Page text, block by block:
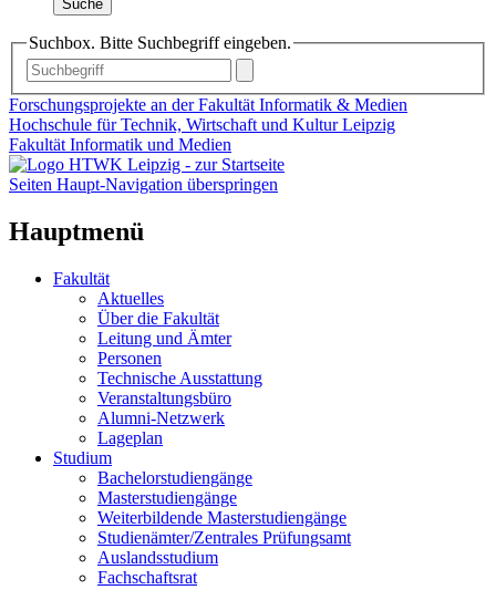
Suche
Suchbox. Bitte Suchbegriff eingeben.
Forschungsprojekte an der Fakultät Informatik & Medien
Hochschule für Technik, Wirtschaft und Kultur Leipzig
Fakultät Informatik und Medien
Seiten Haupt-Navigation überspringen
Hauptmenü
Fakultät
Aktuelles
Über die Fakultät
Leitung und Ämter
Personen
Technische Ausstattung
Veranstaltungsbüro
Alumni-Netzwerk
Lageplan
Studium
Bachelorstudiengänge
Masterstudiengänge
Weiterbildende Masterstudiengänge
Studienämter/Zentrales Prüfungsamt
Auslandsstudium
Fachschaftsrat